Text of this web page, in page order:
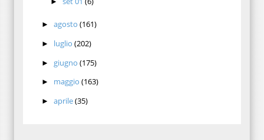
► agosto (161)
► luglio (202)
► giugno (175)
► maggio (163)
► aprile(35)